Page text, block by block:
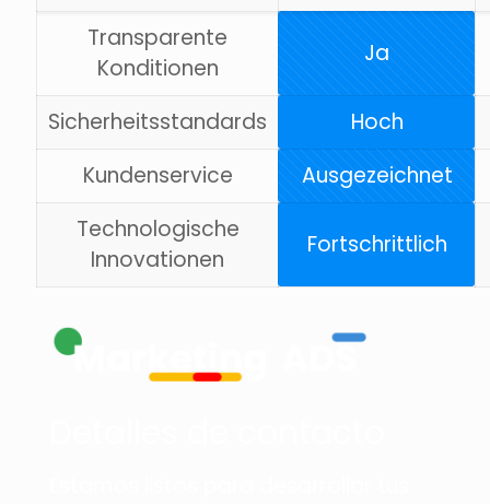
Transparente
Konditionen
Ja
Sicherheitsstandards
Hoch
Kundenservice
Ausgezeichnet
Technologische
Innovationen
Fortschrittlich